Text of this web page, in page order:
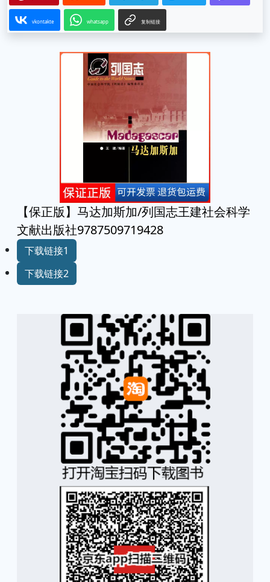
vkontakte whatsapp 复制链接
【保正版】马达加斯加/列国志王建社会科学
文献出版社9787509719428
下载链接1
下载链接2